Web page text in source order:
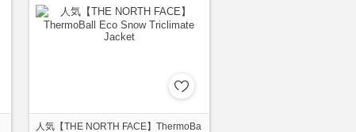
人気【THE NORTH FACE】ThermoBa